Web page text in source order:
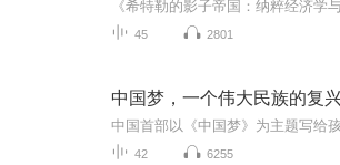
45 2801
中国梦，一个伟大民族的复
42 6255